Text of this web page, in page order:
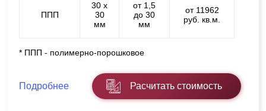
ППП
30 х
30
мм
от 1,5
до 30
мм
от 11962
руб. кв.м.
* ППП - полимерно-порошковое
Подробнее Расчитать стоимость